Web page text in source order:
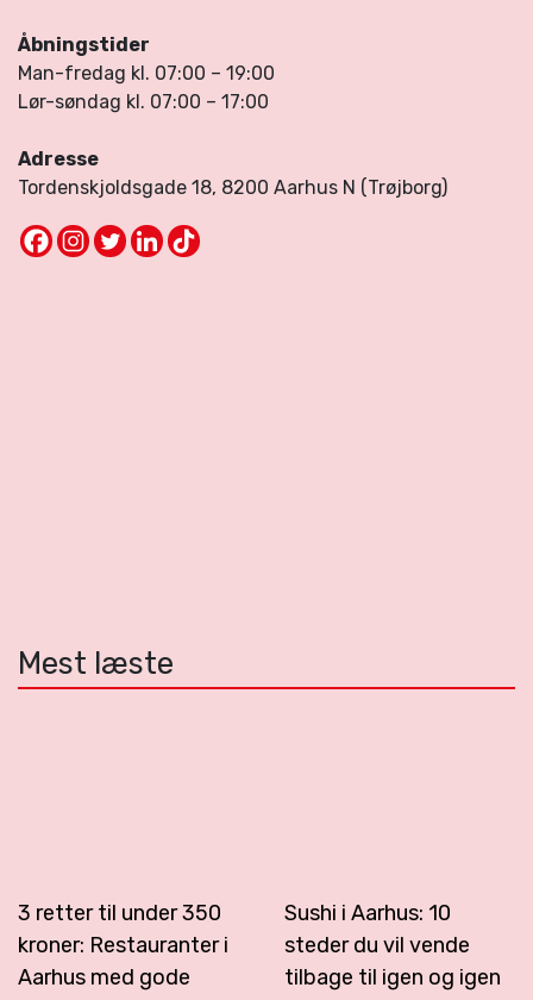
Åbningstider
Man-fredag kl. 07:00 – 19:00
Lør-søndag kl. 07:00 – 17:00
Adresse
Tordenskjoldsgade 18, 8200 Aarhus N (Trøjborg)
Mest læste
3 retter til under 350
kroner: Restauranter i
Aarhus med gode
Sushi i Aarhus: 10
steder du vil vende
tilbage til igen og igen